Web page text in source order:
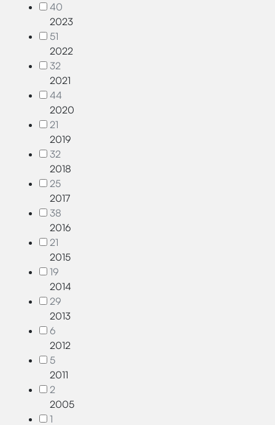
40
2023
51
2022
32
2021
44
2020
21
2019
32
2018
25
2017
38
2016
21
2015
19
2014
29
2013
6
2012
5
2011
2
2005
1